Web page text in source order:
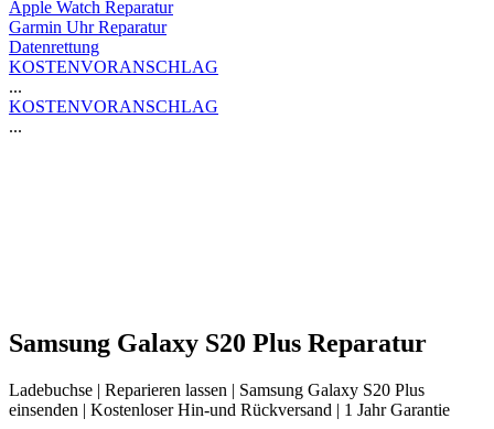
Apple Watch Reparatur
Garmin Uhr Reparatur
Datenrettung
KOSTENVORANSCHLAG
...
KOSTENVORANSCHLAG
...
Samsung Galaxy S20 Plus Reparatur
Ladebuchse | Reparieren lassen | Samsung Galaxy S20 Plus
einsenden | Kostenloser Hin-und Rückversand | 1 Jahr Garantie